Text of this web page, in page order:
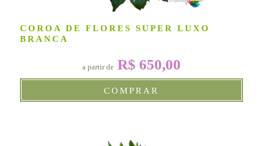
COROA DE FLORES SUPER LUXO
BRANCA
a partir de R$ 650,00
COMPRAR